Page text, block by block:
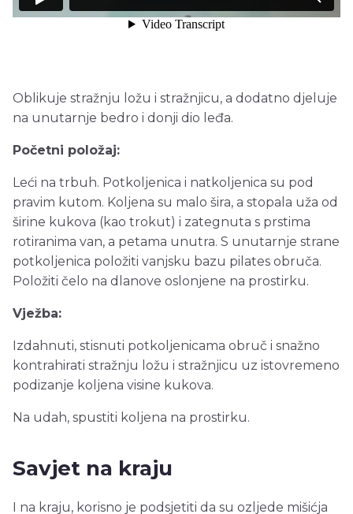
Oblikuje stražnju ložu i stražnjicu, a dodatno djeluje
na unutarnje bedro i donji dio leđa.
Početni položaj:
Leći na trbuh. Potkoljenica i natkoljenica su pod
pravim kutom. Koljena su malo šira, a stopala uža od
širine kukova (kao trokut) i zategnuta s prstima
rotiranima van, a petama unutra. S unutarnje strane
potkoljenica položiti vanjsku bazu pilates obruča.
Položiti čelo na dlanove oslonjene na prostirku.
Vježba:
Izdahnuti, stisnuti potkoljenicama obruč i snažno
kontrahirati stražnju ložu i stražnjicu uz istovremeno
podizanje koljena visine kukova.
Na udah, spustiti koljena na prostirku.
Savjet na kraju
I na kraju, korisno je podsjetiti da su ozljede mišićja